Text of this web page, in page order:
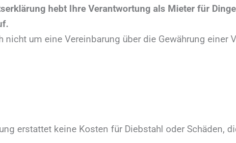
hebt Ihre Verantwortung als Mieter für
nicht um eine Vereinbarung über die Gewährung einer
erstattet keine Kosten für Diebstahl oder Schäden,